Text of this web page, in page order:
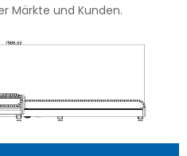
Märkte und Kunden.